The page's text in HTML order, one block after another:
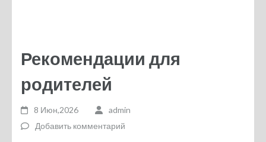
Рекомендации для
родителей
8 Июн,2026
admin
Добавить комментарий